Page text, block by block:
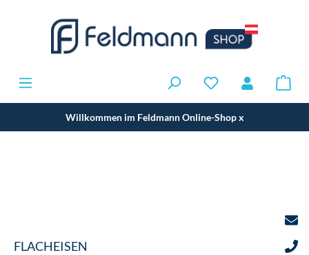
Willkommen im Feldmann Online-Shopx
FLACHEISEN